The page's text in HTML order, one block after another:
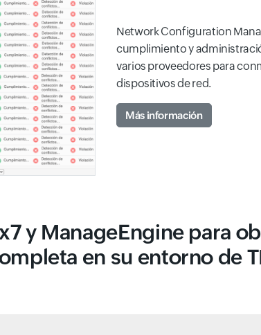
Network Configuration
cumplimiento y
varios proveedores para
dispositivos de red.
Más información
y ManageEngine para
en su entorno de